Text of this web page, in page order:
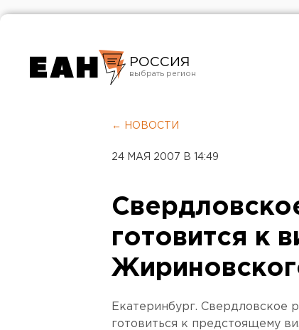
РОССИЯ
Челябинск
← НОВОСТИ
24 МАЯ 2007 В 14:49
готовится к
Екатеринбург. Свердловское
готовиться к предстоящему